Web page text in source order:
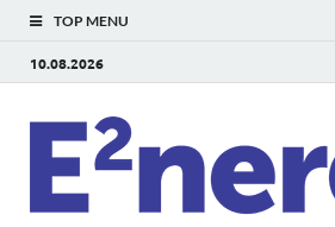
TOP MENU
10.08.2026